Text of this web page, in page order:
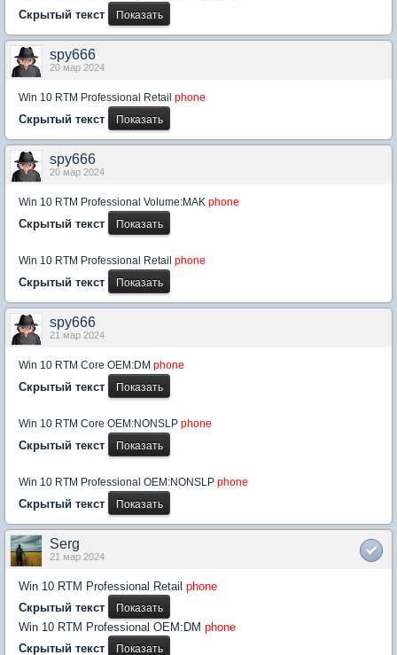
Скрытый текст
spy666
20 мар 2024
Win 10 RTM Professional Retail phone
Скрытый текст
spy666
20 мар 2024
Win 10 RTM Professional Volume:MAK phone
Скрытый текст
Win 10 RTM Professional Retail phone
Скрытый текст
spy666
21 мар 2024
Win 10 RTM Core OEM:DM phone
Скрытый текст
Win 10 RTM Core OEM:NONSLP phone
Скрытый текст
Win 10 RTM Professional OEM:NONSLP phone
Скрытый текст
Serg
21 мар 2024
Win 10 RTM Professional Retail phone
Скрытый текст
Win 10 RTM Professional OEM:DM phone
Скрытый текст